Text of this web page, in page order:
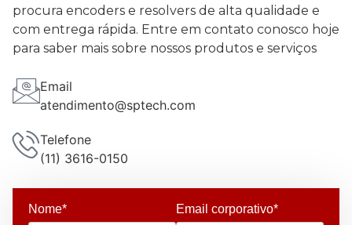
procura encoders e resolvers de alta qualidade e
com entrega rápida. Entre em contato conosco hoje
para saber mais sobre nossos produtos e serviços
Email
atendimento@sptech.com
Telefone
(11) 3616-0150
Nome* Email corporativo*